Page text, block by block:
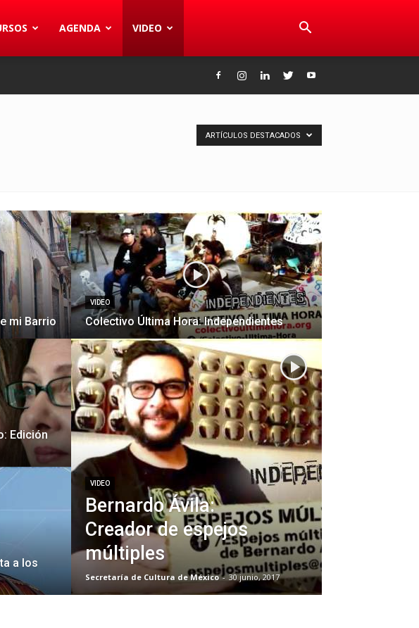
AGENDA VIDEO
ARTÍCULOS DESTACADOS
mi Barrio
Edición
a los
VIDEO
Colectivo Última Hora: Independientes
VIDEO
Bernardo Ávila:
Creador de espejos
múltiples
Secretaría de Cultura de México - 30 junio, 2017